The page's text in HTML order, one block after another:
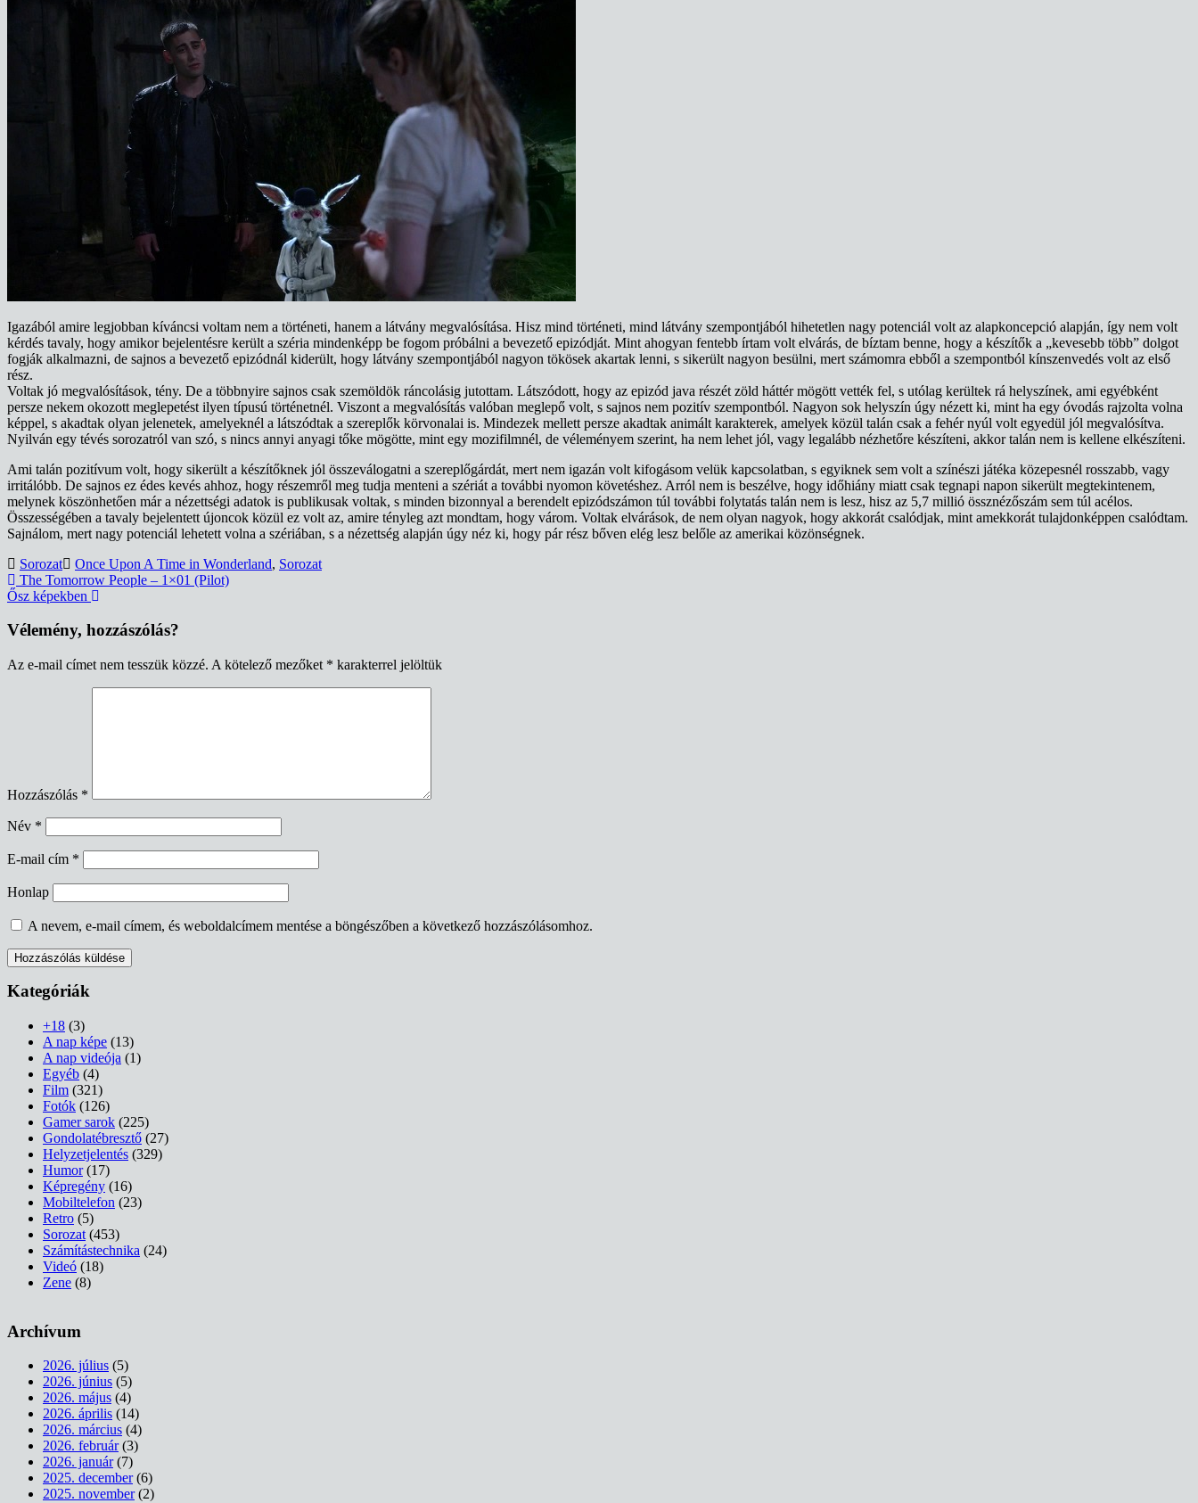
Igazából amire legjobban kíváncsi voltam nem a történeti, hanem a látvány megvalósítása. Hisz mind történeti, mind látvány szempontjából hihetetlen nagy potenciál volt az alapkoncepció alapján, így nem volt
kérdés tavaly, hogy amikor bejelentésre került a széria mindenképp be fogom próbálni a bevezető epizódját. Mint ahogyan fentebb írtam volt elvárás, de bíztam benne, hogy a készítők a „kevesebb több” dolgot
fogják alkalmazni, de sajnos a bevezető epizódnál kiderült, hogy látvány szempontjából nagyon tökösek akartak lenni, s sikerült nagyon besülni, mert számomra ebből a szempontból kínszenvedés volt az első
rész.
Voltak jó megvalósítások, tény. De a többnyire sajnos csak szemöldök ráncolásig jutottam. Látszódott, hogy az epizód java részét zöld háttér mögött vették fel, s utólag kerültek rá helyszínek, ami egyébként
persze nekem okozott meglepetést ilyen típusú történetnél. Viszont a megvalósítás valóban meglepő volt, s sajnos nem pozitív szempontból. Nagyon sok helyszín úgy nézett ki, mint ha egy óvodás rajzolta volna
képpel, s akadtak olyan jelenetek, amelyeknél a látszódtak a szereplők körvonalai is. Mindezek mellett persze akadtak animált karakterek, amelyek közül talán csak a fehér nyúl volt egyedül jól megvalósítva.
Nyilván egy tévés sorozatról van szó, s nincs annyi anyagi tőke mögötte, mint egy mozifilmnél, de véleményem szerint, ha nem lehet jól, vagy legalább nézhetőre készíteni, akkor talán nem is kellene elkészíteni.
Ami talán pozitívum volt, hogy sikerült a készítőknek jól összeválogatni a szereplőgárdát, mert nem igazán volt kifogásom velük kapcsolatban, s egyiknek sem volt a színészi játéka közepesnél rosszabb, vagy
irritálóbb. De sajnos ez édes kevés ahhoz, hogy részemről meg tudja menteni a szériát a további nyomon követéshez. Arról nem is beszélve, hogy időhiány miatt csak tegnapi napon sikerült megtekintenem,
melynek köszönhetően már a nézettségi adatok is publikusak voltak, s minden bizonnyal a berendelt epizódszámon túl további folytatás talán nem is lesz, hisz az 5,7 millió össznézőszám sem túl acélos.
Összességében a tavaly bejelentett újoncok közül ez volt az, amire tényleg azt mondtam, hogy várom. Voltak elvárások, de nem olyan nagyok, hogy akkorát csalódjak, mint amekkorát tulajdonképpen csalódtam.
Sajnálom, mert nagy potenciál lehetett volna a szériában, s a nézettség alapján úgy néz ki, hogy pár rész bőven elég lesz belőle az amerikai közönségnek.
Sorozat
Once Upon A Time in Wonderland, Sorozat
Bejegyzés
navigáció
The Tomorrow People – 1×01 (Pilot)
Ősz képekben
Vélemény, hozzászólás?
Az e-mail címet nem tesszük közzé. A kötelező mezőket * karakterrel jelöltük
Hozzászólás *
Név *
E-mail cím *
Honlap
A nevem, e-mail címem, és weboldalcímem mentése a böngészőben a következő hozzászólásomhoz.
Kategóriák
+18 (3)
A nap képe (13)
A nap videója (1)
Egyéb (4)
Film (321)
Fotók (126)
Gamer sarok (225)
Gondolatébresztő (27)
Helyzetjelentés (329)
Humor(17)
Képregény (16)
Mobiltelefon (23)
Retro (5)
Sorozat (453)
Számítástechnika (24)
Videó (18)
Zene (8)
Archívum
2026. július (5)
2026. június (5)
2026. május (4)
2026. április (14)
2026. március (4)
2026. február(3)
2026. január(7)
2025. december(6)
2025. november(2)